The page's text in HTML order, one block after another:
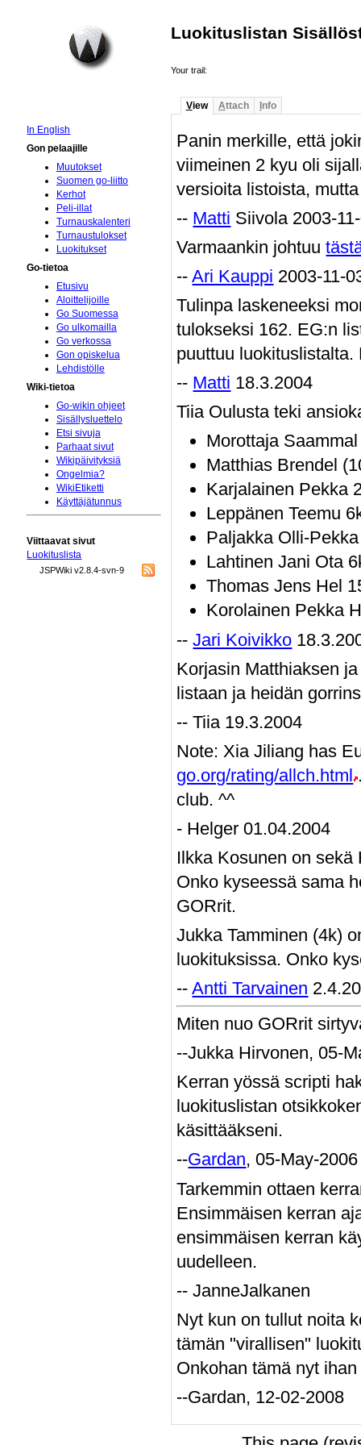
Luokituslistan
Your trail:
View Attach Info
Panin merkille, että
viimeinen 2 kyu oli
versioita listoista,
-- Matti Siivola 2003-
Varmaankin johtuu
--Ari Kauppi 2003-11-
Tulinpa laskeneeksi
tulokseksi 162. EG:n
puuttuu
-- Matti 18.3.2004
Tiia Oulusta teki
Morottaja
Matthias Brendel
Karjalainen Pekka
Leppänen Teemu
Paljakka Olli-
Lahtinen Jani Ota
Thomas Jens Hel
Korolainen Pekka
--Jari Koivikko
Korjasin Matthiaksen
listaan ja heidän
-- Tiia 19.3.2004
Note: Xia Jiliang has
go.org/rating/allch.html
club. ^^
- Helger 01.04.2004
Ilkka Kosunen on
Onko kyseessä sama
GORrit.
Jukka Tamminen (4k)
luokituksissa. Onko
--Antti Tarvainen
Miten nuo GORrit
--Jukka Hirvonen, 05-
Kerran yössä scripti
luokituslistan
käsittääkseni.
--Gardan, 05-May-2006
Tarkemmin ottaen
Ensimmäisen kerran
ensimmäisen kerran
uudelleen.
-- JanneJalkanen
Nyt kun on tullut noita
tämän "virallisen"
Onkohan tämä nyt
--Gardan, 12-02-2008
In English
Gon pelaajille
Muutokset
Suomen go-liitto
Kerhot
Peli-illat
Turnauskalenteri
Turnaustulokset
Luokitukset
Go-tietoa
Etusivu
Aloittelijoille
Go Suomessa
Go ulkomailla
Go verkossa
Gon opiskelua
Lehdistölle
Wiki-tietoa
Go-wikin ohjeet
Sisällysluettelo
Etsi sivuja
Parhaat sivut
Wikipäivityksiä
Ongelmia?
WikiEtiketti
Käyttäjätunnus
Viittaavat sivut
Luokituslista
JSPWiki v2.8.4-svn-9